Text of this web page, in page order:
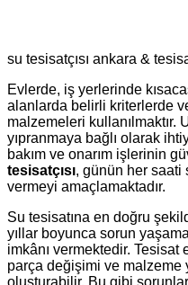
su tesisatçısı ankara &
Evlerde, iş yerlerinde
alanlarda belirli kriterlerde
malzemeleri kullanılmaktır.
yıpranmaya bağlı olarak
bakım ve onarım işlerinin
tesisatçısı, günün her
vermeyi amaçlamaktadır.
Su tesisatına en doğru
yıllar boyunca sorun
imkânı vermektedir. Tesisat
parça değişimi ve
oluşturabilir. Bu gibi